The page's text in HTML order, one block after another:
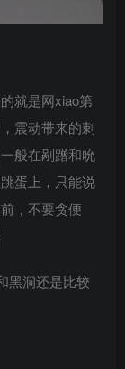
就是网xiao第
震动带来的刺
般在剐蹭和吮
蛋上，只能说
，不要贪便
黑洞还是比较